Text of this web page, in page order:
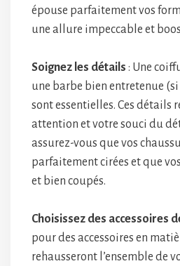
épouse parfaitement vos
une allure impeccable et
Soignez les détails : Une
une barbe bien entretenue
sont essentielles. Ces détails
attention et votre souci du
assurez-vous que vos
parfaitement cirées et que
et bien coupés.
Choisissez des accessoires
pour des accessoires en
rehausseront l’ensemble de